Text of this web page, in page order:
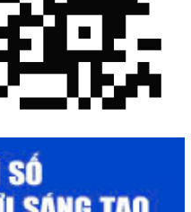
Khơi thông mọi nguồn
3/1975 - 10/3/2025)"